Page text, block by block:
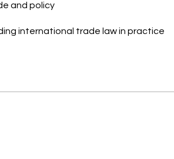
and policy
international trade law in practice